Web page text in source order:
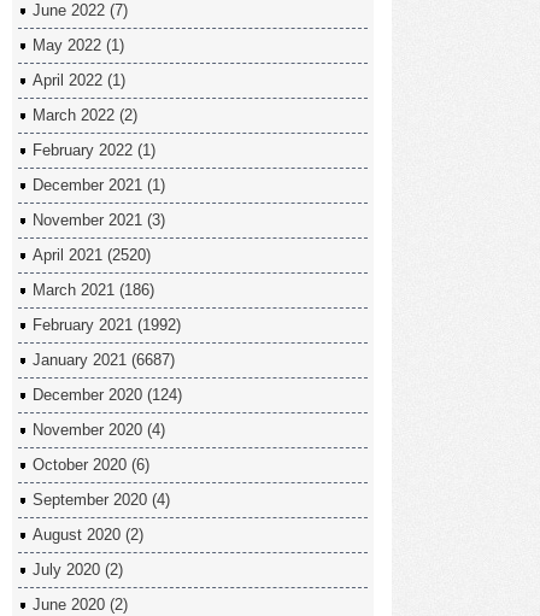
June 2022 (7)
May 2022 (1)
April 2022 (1)
March 2022 (2)
February 2022 (1)
December 2021 (1)
November 2021 (3)
April 2021 (2520)
March 2021 (186)
February 2021 (1992)
January 2021 (6687)
December 2020 (124)
November 2020 (4)
October 2020 (6)
September 2020 (4)
August 2020 (2)
July 2020 (2)
June 2020 (2)